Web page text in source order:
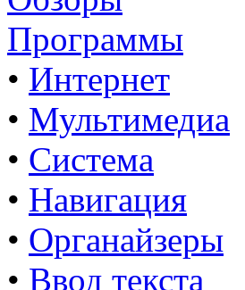
Программы
• Интернет
• Мультимедиа
• Система
• Навигация
• Органайзеры
• Ввод текста